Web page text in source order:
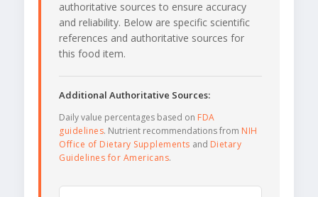
authoritative sources to ensure accuracy
and reliability. Below are specific scientific
references and authoritative sources for
this food item.
Additional Authoritative Sources:
Daily value percentages based on FDA
guidelines. Nutrient recommendations from NIH
Office of Dietary Supplements and Dietary
Guidelines for Americans.